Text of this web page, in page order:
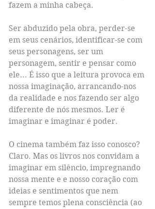
fazem a minha cabeça.
Ser abduzido pela obra, perder-se
em seus cenários, identificar-se com
seus personagens, ser um
personagem, sentir e pensar como
ele... É isso que a leitura provoca em
nossa imaginação, arrancando-nos
da realidade e nos fazendo ser algo
diferente de nós mesmos. Ler é
imaginar e imaginar é poder.
O cinema também faz isso conosco?
Claro. Mas os livros nos convidam a
imaginar em silêncio, impregnando
nossa mente e e nosso coração com
ideias e sentimentos que nem
sempre temos plena consciência (ao